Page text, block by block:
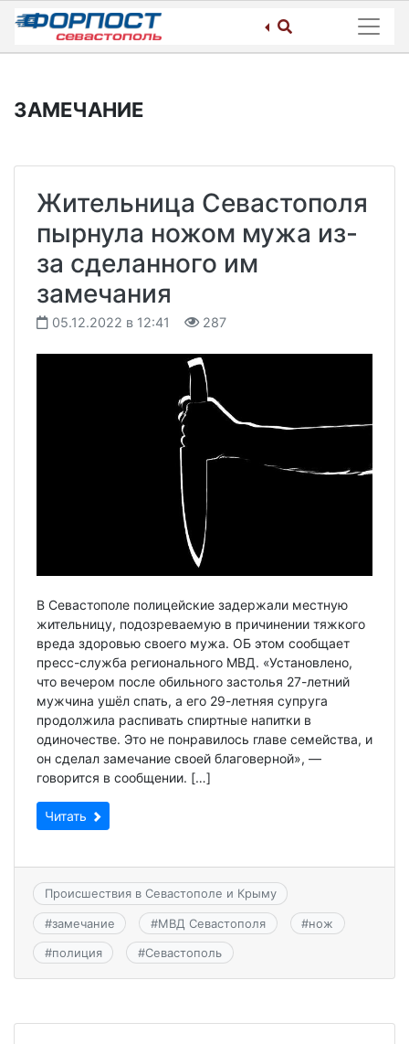
Skip
content
ЗАМЕЧАНИЕ
Жительница Севастополя
пырнула ножом мужа из-
за сделанного им
замечания
05.12.2022 в 12:41 287
В Севастополе полицейские задержали местную
жительницу, подозреваемую в причинении тяжкого
вреда здоровью своего мужа. ОБ этом сообщает
пресс-служба регионального МВД. «Установлено,
что вечером после обильного застолья 27-летний
мужчина ушёл спать, а его 29-летняя супруга
продолжила распивать спиртные напитки в
одиночестве. Это не понравилось главе семейства, и
он сделал замечание своей благоверной», —
говорится в сообщении. […]
Читать
Происшествия в Севастополе и Крыму
#замечание #МВД Севастополя #нож
#полиция #Севастополь